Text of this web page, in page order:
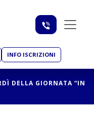
INFO ISCRIZIONI
DELLA GIORNATA “IN